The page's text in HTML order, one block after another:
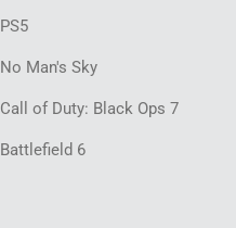
PS5
No Man's Sky
Call of Duty: Black Ops 7
Battlefield 6